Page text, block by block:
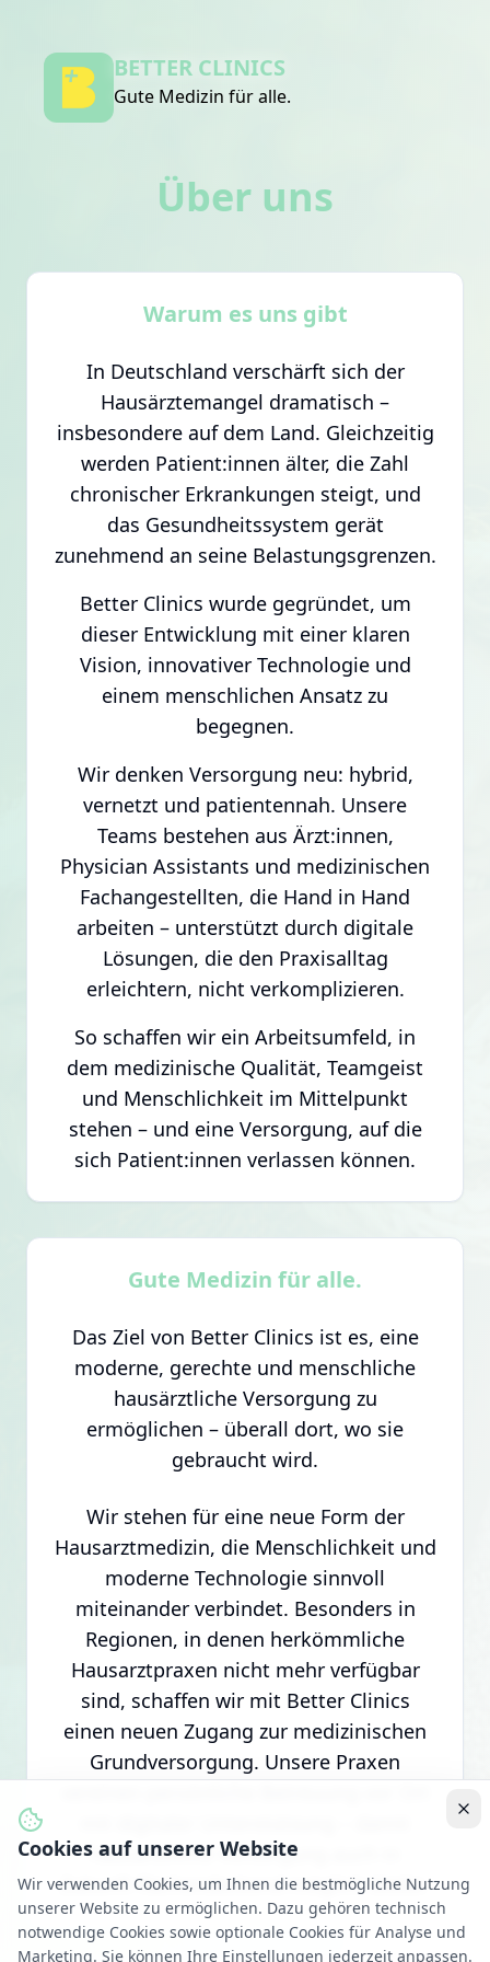
BETTER CLINICS
Gute Medizin für alle.
Über uns
Warum es uns gibt
In Deutschland verschärft sich der
Hausärztemangel dramatisch –
insbesondere auf dem Land. Gleichzeitig
werden Patient:innen älter, die Zahl
chronischer Erkrankungen steigt, und
das Gesundheitssystem gerät
zunehmend an seine Belastungsgrenzen.
Better Clinics wurde gegründet, um
dieser Entwicklung mit einer klaren
Vision, innovativer Technologie und
einem menschlichen Ansatz zu
begegnen.
Wir denken Versorgung neu: hybrid,
vernetzt und patientennah. Unsere
Teams bestehen aus Ärzt:innen,
Physician Assistants und medizinischen
Fachangestellten, die Hand in Hand
arbeiten – unterstützt durch digitale
Lösungen, die den Praxisalltag
erleichtern, nicht verkomplizieren.
So schaffen wir ein Arbeitsumfeld, in
dem medizinische Qualität, Teamgeist
und Menschlichkeit im Mittelpunkt
stehen – und eine Versorgung, auf die
sich Patient:innen verlassen können.
Gute Medizin für alle.
Das Ziel von Better Clinics ist es, eine
moderne, gerechte und menschliche
hausärztliche Versorgung zu
ermöglichen – überall dort, wo sie
gebraucht wird.
Wir stehen für eine neue Form der
Hausarztmedizin, die Menschlichkeit und
moderne Technologie sinnvoll
miteinander verbindet. Besonders in
Regionen, in denen herkömmliche
Hausarztpraxen nicht mehr verfügbar
sind, schaffen wir mit Better Clinics
einen neuen Zugang zur medizinischen
Grundversorgung. Unsere Praxen
hausärztliche Versorgung auch in
Zukunft flächendeckend möglich bleibt.
Cookies auf unserer Website
Wir verwenden Cookies, um Ihnen die bestmögliche Nutzung
unserer Website zu ermöglichen. Dazu gehören technisch
notwendige Cookies sowie optionale Cookies für Analyse und
Marketing. Sie können Ihre Einstellungen jederzeit anpassen.